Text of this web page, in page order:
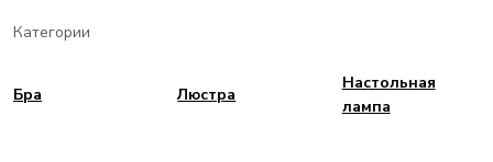
Категории
Бра Люстра
Настольная
лампа